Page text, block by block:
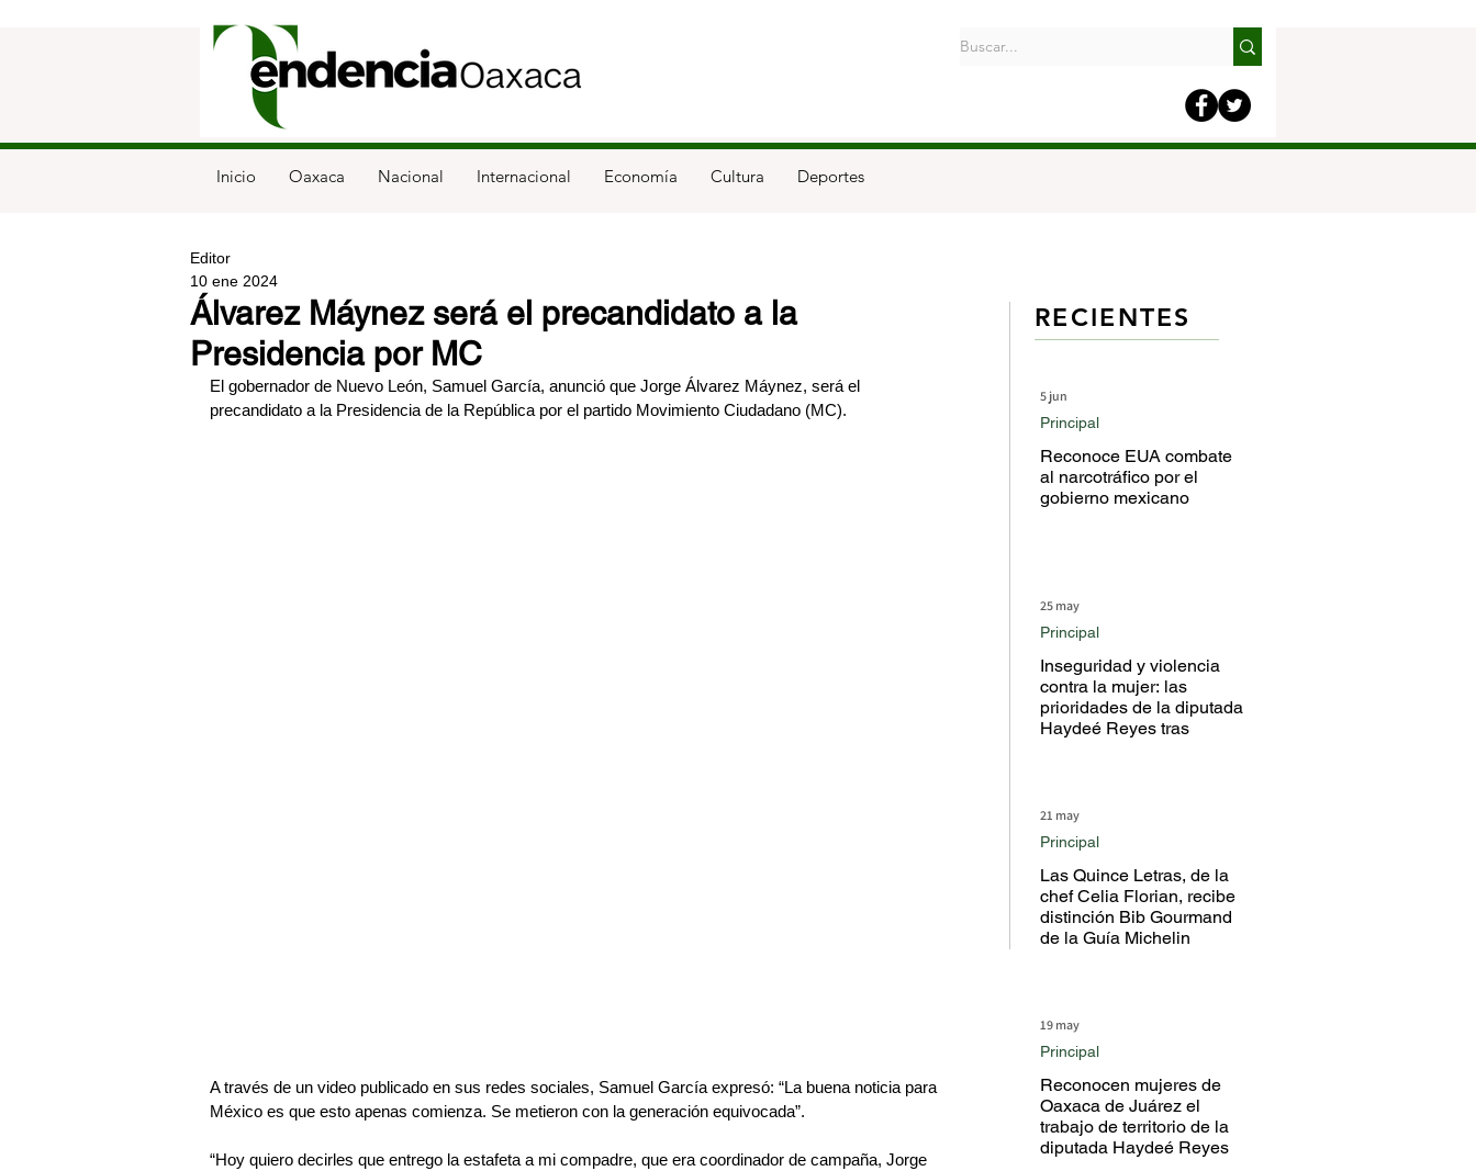
Inicio Oaxaca Nacional Internacional Economía Cultura Deportes
Álvarez Máynez será el precandidato a la
Presidencia por MC
Editor
10 ene 2024
El gobernador de Nuevo León, Samuel García, anunció que Jorge Álvarez Máynez, será el
precandidato a la Presidencia de la República por el partido Movimiento Ciudadano (MC).
A través de un video publicado en sus redes sociales, Samuel García expresó: “La buena noticia para
México es que esto apenas comienza. Se metieron con la generación equivocada”.
“Hoy quiero decirles que entrego la estafeta a mi compadre, que era coordinador de campaña, Jorge
Reconoce EUA combate
al narcotráfico por el
gobierno mexicano
Principal
5 jun
Inseguridad y violencia
contra la mujer: las
prioridades de la diputada
Haydeé Reyes tras
Principal
25 may
Las Quince Letras, de la
chef Celia Florian, recibe
distinción Bib Gourmand
de la Guía Michelin
Principal
21 may
Reconocen mujeres de
Oaxaca de Juárez el
trabajo de territorio de la
diputada Haydeé Reyes
Principal
19 may
RECIENTES